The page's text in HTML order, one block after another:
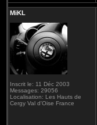
MiKL
Inscrit le: 11 Déc 2003
Messages: 29056
Localisation: Les Hauts de
Cergy Val d'Oise France